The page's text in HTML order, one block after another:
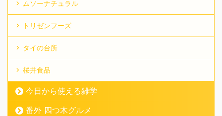
ムソーナチュラル
トリゼンフーズ
タイの台所
桜井食品
今日から使える雑学
番外 四つ木グルメ